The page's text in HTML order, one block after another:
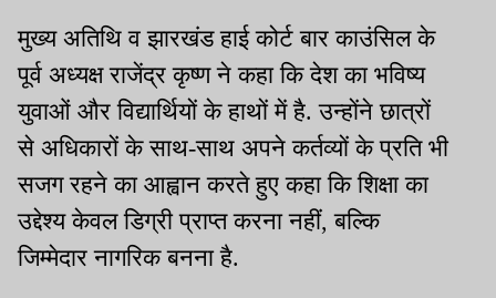
मुख्य अतिथि व झारखंड हाई कोर्ट बार काउंसिल के
पूर्व अध्यक्ष राजेंद्र कृष्ण ने कहा कि देश का भविष्य
युवाओं और विद्यार्थियों के हाथों में है. उन्होंने छात्रों
से अधिकारों के साथ-साथ अपने कर्तव्यों के प्रति भी
सजग रहने का आह्वान करते हुए कहा कि शिक्षा का
उद्देश्य केवल डिग्री प्राप्त करना नहीं, बल्कि
जिम्मेदार नागरिक बनना है.